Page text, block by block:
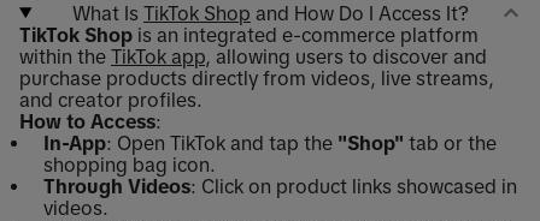
What Is TikTok Shop and How Do I Access It?
TikTok Shop is an integrated e-commerce platform
within the TikTok app, allowing users to discover and
purchase products directly from videos, live streams,
and creator profiles.
How to Access:
In-App: Open TikTok and tap the "Shop" tab or the
shopping bag icon.
Through Videos: Click on product links showcased in
videos.